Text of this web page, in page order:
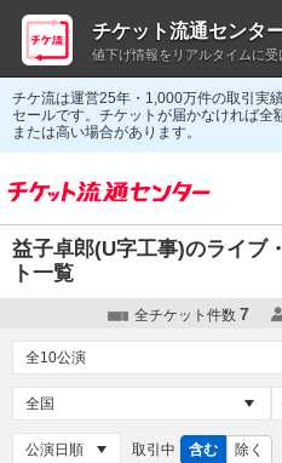
チケ流は運営25年・1,000万件の取引実
セールです。チケットが届かなければ全
または高い場合があります。
益子卓郎(U字工事)のライブ
ト一覧
全チケット件数 7
取引中 含む 除く
チケット流通センタ
値下げ情報をリアルタイムに受